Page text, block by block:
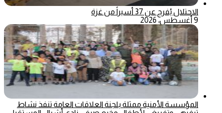
الاحتلال يُفرج عن 37 أسيراً من غزة
9 أغسطس، 2026
المؤسسة الأمنية ممثلة بلجنة العلاقات العامة تنفذ نشاط